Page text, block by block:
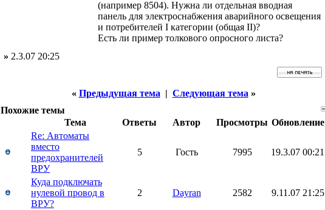
(например 8504). Нужна ли отдельная вводная
панель для электроснабжения аварийного освещения
и потребителей I категории (общая II)?
Есть ли пример толкового опросного листа?
» 2.3.07 20:25
« Предыдущая тема | Следующая тема »
Похожие темы
Тема
Ответы Автор Просмотры Обновление
Re: Автоматы
вместо
предохранителей
ВРУ
5 Гость 7995 19.3.07 00:21
Куда подключать
нулевой провод в
ВРУ?
2 Dayran 2582 9.11.07 21:25